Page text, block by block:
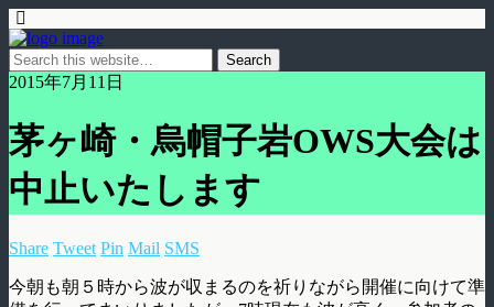
2015年7月11日
茅ヶ崎・烏帽子岩OWS大会は
中止いたします
Share Tweet Pin Mail SMS
今朝も朝５時から波が収まるのを祈りながら開催に向けて準